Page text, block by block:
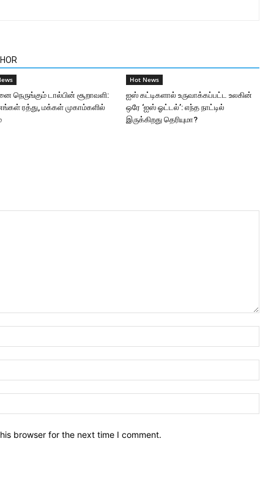
நெருங்கும் டால்பின் சூறாவளி:
ரத்து, மக்கள் முகாம்களில்
Hot News
ஐஸ் கட்டிகளால் உருவாக்கப்பட்ட உலகின்
ஒரே ‘ஐஸ் ஓட்டல்’: எந்த நாட்டில்
இருக்கிறது தெரியுமா?
browser for the next time I comment.